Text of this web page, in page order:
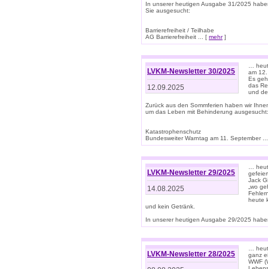
In unserer heutigen Ausgabe 31/2025
Sie ausgesucht:
Barrierefreiheit / Teilhabe
AG Barrierefreiheit ... [ mehr]
LVKM-Newsletter 30/2025
12.09.2025
…
am
Es
das
und
Zurück aus den Sommferien haben wir
um das Leben mit Behinderung ausgesucht:
Katastrophenschutz
Bundesweiter Warntag am 11. September
LVKM-Newsletter 29/2025
14.08.2025
…
Jack
„wo
heute
und kein Getränk.
In unserer heutigen Ausgabe 29/2025
LVKM-Newsletter 28/2025
…
ganz
WWF